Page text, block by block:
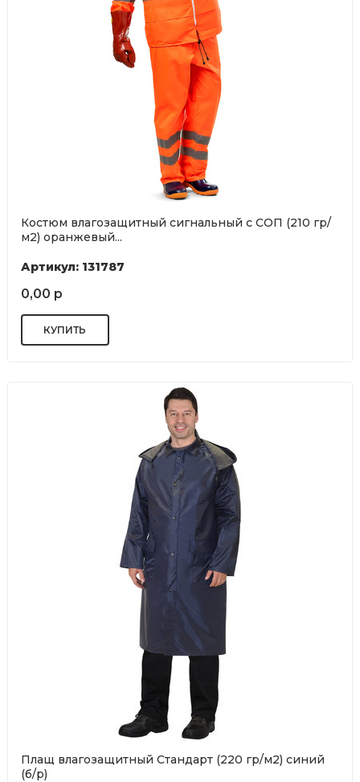
Костюм влагозащитный сигнальный с СОП (210 гр/
м2) оранжевый...
Артикул: 131787
0,00 р
Плащ влагозащитный Стандарт (220 гр/м2) синий
(б/р)